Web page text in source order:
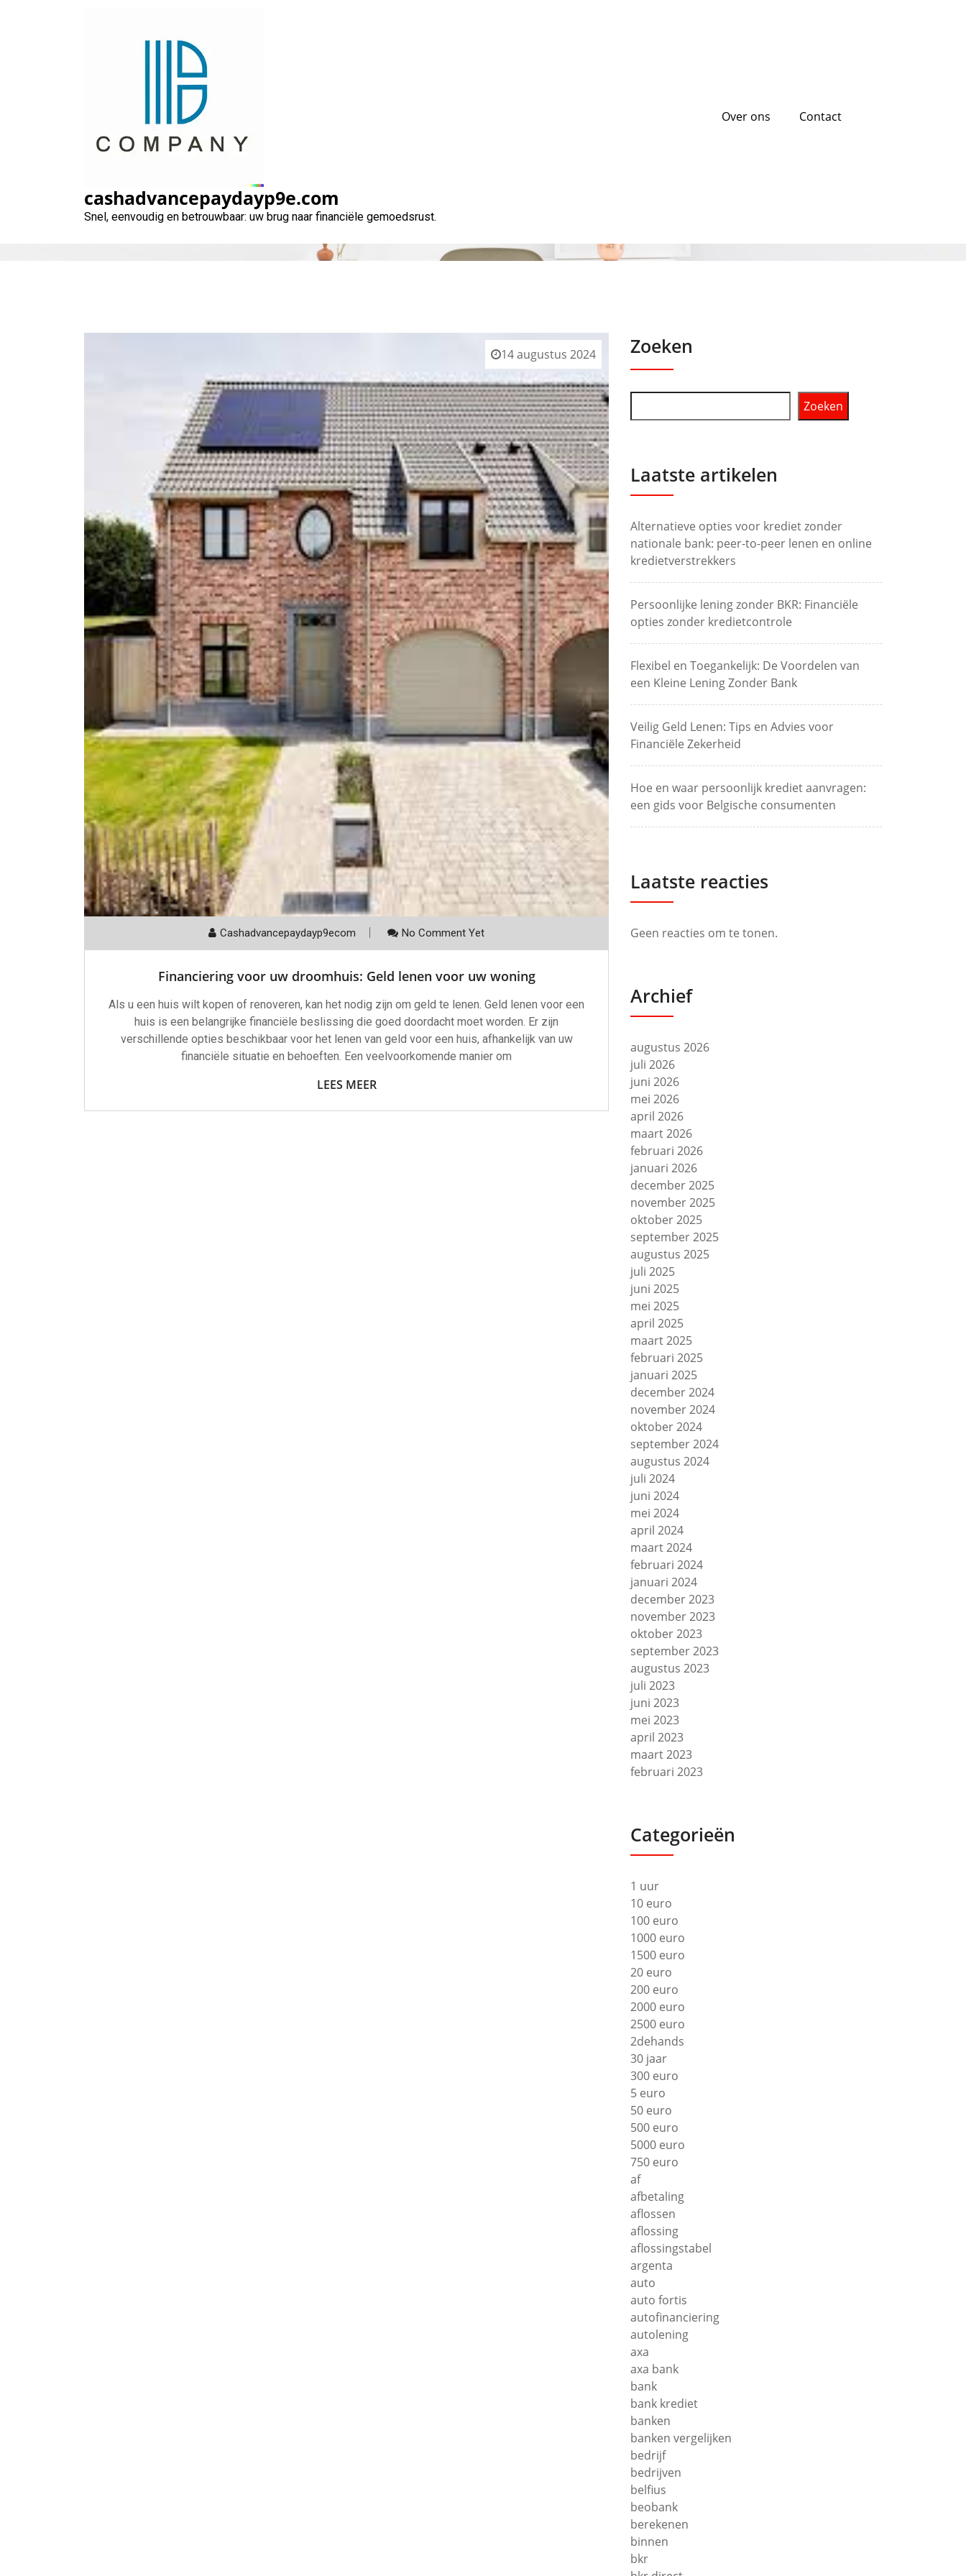
cashadvancepaydayp9e.com
Snel, eenvoudig en betrouwbaar: uw brug naar financiële gemoedsrust.
Over ons Contact
14 augustus 2024
Cashadvancepaydayp9ecom No Comment Yet
Financiering voor uw droomhuis: Geld lenen voor uw woning
Als u een huis wilt kopen of renoveren, kan het nodig zijn om geld te lenen. Geld lenen voor een
huis is een belangrijke financiële beslissing die goed doordacht moet worden. Er zijn
verschillende opties beschikbaar voor het lenen van geld voor een huis, afhankelijk van uw
financiële situatie en behoeften. Een veelvoorkomende manier om
LEES MEER
Zoeken
Zoeken
Laatste artikelen
Alternatieve opties voor krediet zonder
nationale bank: peer-to-peer lenen en online
kredietverstrekkers
Persoonlijke lening zonder BKR: Financiële
opties zonder kredietcontrole
Flexibel en Toegankelijk: De Voordelen van
een Kleine Lening Zonder Bank
Veilig Geld Lenen: Tips en Advies voor
Financiële Zekerheid
Hoe en waar persoonlijk krediet aanvragen:
een gids voor Belgische consumenten
Laatste reacties
Geen reacties om te tonen.
Archief
augustus 2026
juli 2026
juni 2026
mei 2026
april 2026
maart 2026
februari 2026
januari 2026
december 2025
november 2025
oktober 2025
september 2025
augustus 2025
juli 2025
juni 2025
mei 2025
april 2025
maart 2025
februari 2025
januari 2025
december 2024
november 2024
oktober 2024
september 2024
augustus 2024
juli 2024
juni 2024
mei 2024
april 2024
maart 2024
februari 2024
januari 2024
december 2023
november 2023
oktober 2023
september 2023
augustus 2023
juli 2023
juni 2023
mei 2023
april 2023
maart 2023
februari 2023
Categorieën
1 uur
10 euro
100 euro
1000 euro
1500 euro
20 euro
200 euro
2000 euro
2500 euro
2dehands
30 jaar
300 euro
5 euro
50 euro
500 euro
5000 euro
750 euro
af
afbetaling
aflossen
aflossing
aflossingstabel
argenta
auto
auto fortis
autofinanciering
autolening
axa
axa bank
bank
bank krediet
banken
banken vergelijken
bedrijf
bedrijven
belfius
beobank
berekenen
binnen
bkr